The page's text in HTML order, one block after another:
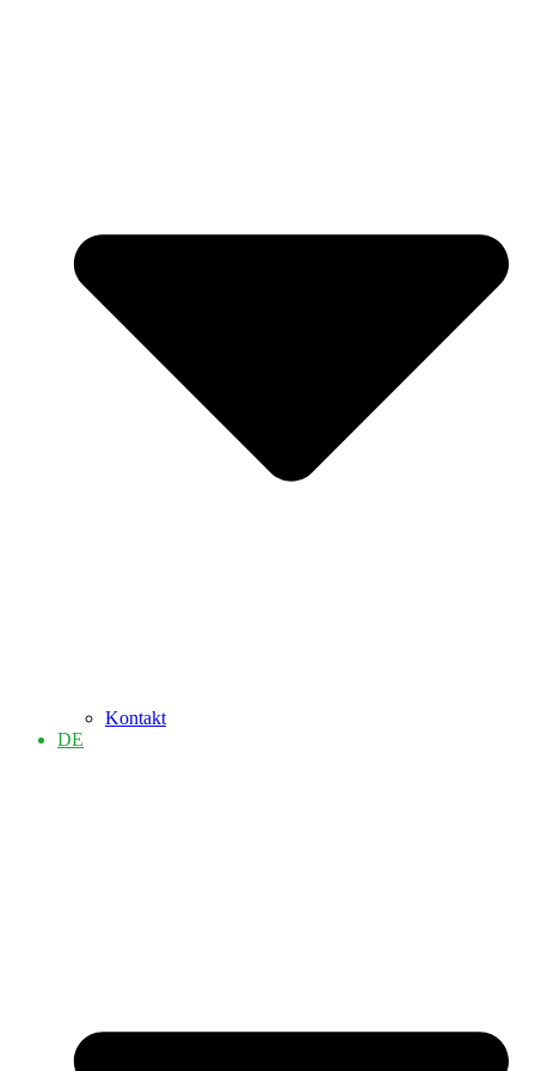
Kontakt
DE